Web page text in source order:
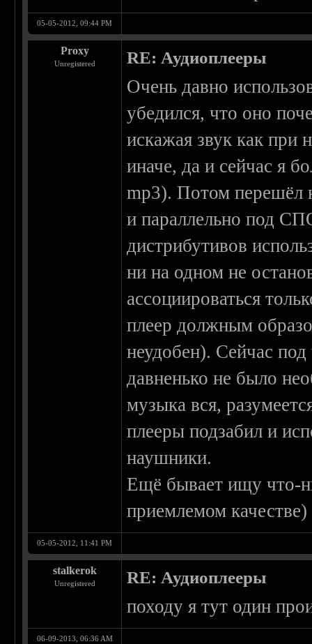
05-05-2012, 09:44 PM
Proxy
Unregistered RE: Аудиоплееры
Очень давно
убедился, что оно
искажая звук как при
иначе, да и сейчас я
mp3). Потом перешёл
и параллельно под
дистрибутивов
ни на одном не
ассоциироваться
плеер должным
неудобен). Сейчас
давненько не было
музыка вся,
плееры подзабил и
наушники.
Ещё бывает ищу что-
приемлемом
05-05-2012, 11:41 PM
stalkerok
Unregistered RE: Аудиоплееры
походу я тут один
06-09-2013, 06:36 AM